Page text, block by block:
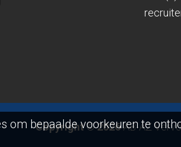
Copyright © 2026AB-AZ
om bepaalde voorkeuren te